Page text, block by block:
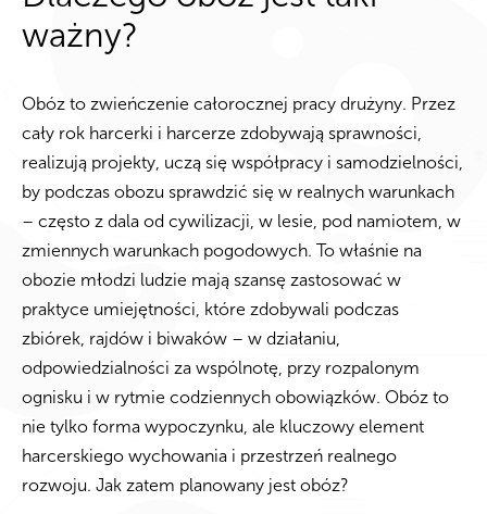
ważny?
Obóz to zwieńczenie całorocznej pracy drużyny. Przez
cały rok harcerki i harcerze zdobywają sprawności,
realizują projekty, uczą się współpracy i samodzielności,
by podczas obozu sprawdzić się w realnych warunkach
– często z dala od cywilizacji, w lesie, pod namiotem, w
zmiennych warunkach pogodowych. To właśnie na
obozie młodzi ludzie mają szansę zastosować w
praktyce umiejętności, które zdobywali podczas
zbiórek, rajdów i biwaków – w działaniu,
odpowiedzialności za wspólnotę, przy rozpalonym
ognisku i w rytmie codziennych obowiązków. Obóz to
nie tylko forma wypoczynku, ale kluczowy element
harcerskiego wychowania i przestrzeń realnego
rozwoju. Jak zatem planowany jest obóz?